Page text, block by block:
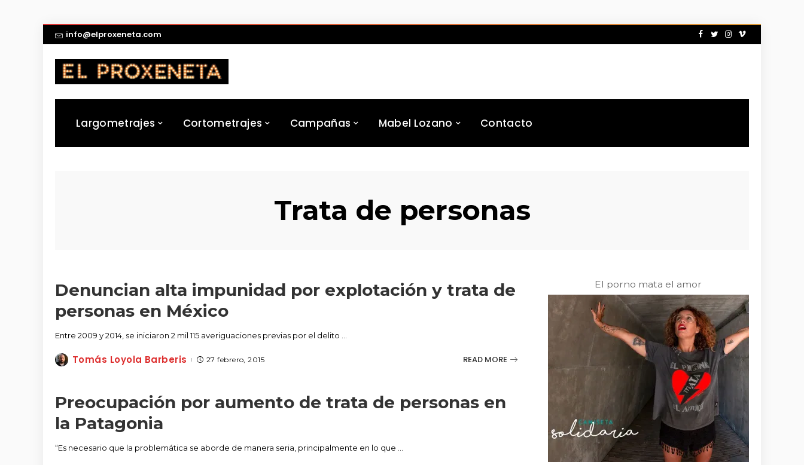
info@elproxeneta.com
Largometrajes Cortometrajes Campañas Mabel Lozano Contacto
Trata de personas
Denuncian alta impunidad por explotación y trata de
personas en México
Entre 2009 y 2014, se iniciaron 2 mil 115 averiguaciones previas por el delito ...
PostedTomás Loyola Barberis 27 febrero, 2015 READ MORE
Preocupación por aumento de trata de personas en
la Patagonia
“Es necesario que la problemática se aborde de manera seria, principalmente en lo que ...
El porno mata el amor